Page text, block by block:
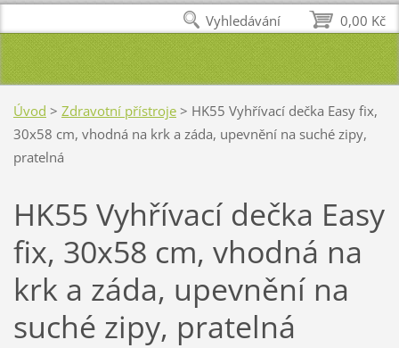
Úvod > Zdravotní přístroje > HK55 Vyhřívací dečka Easy fix,
30x58 cm, vhodná na krk a záda, upevnění na suché zipy,
pratelná
HK55 Vyhřívací dečka Easy
fix, 30x58 cm, vhodná na
krk a záda, upevnění na
suché zipy, pratelná
0,00 Kč
Vyhledávání